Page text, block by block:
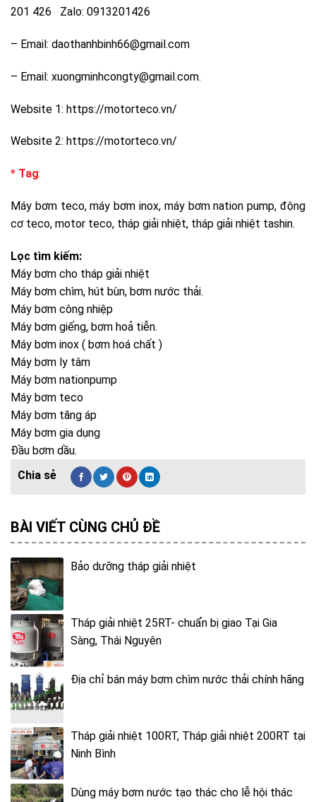
201 426 Zalo: 0913201426
– Email: daothanhbinh66@gmail.com
– Email: xuongminhcongty@gmail.com.
Website 1: https://motorteco.vn/
Website 2: https://motorteco.vn/
* Tag:
Máy bơm teco, máy bơm inox, máy bơm nation pump, động
cơ teco, motor teco, tháp giải nhiệt, tháp giải nhiệt tashin.
Lọc tìm kiếm:
Máy bơm cho tháp giải nhiệt
Máy bơm chìm, hút bùn, bơm nước thải.
Máy bơm công nhiệp
Máy bơm giếng, bơm hoả tiễn.
Máy bơm inox ( bơm hoá chất )
Máy bơm ly tâm
Máy bơm nationpump
Máy bơm teco
Máy bơm tăng áp
Máy bơm gia dụng
Đầu bơm dầu.
BÀI VIẾT CÙNG CHỦ ĐỀ
Bảo dưỡng tháp giải nhiệt
Tháp giải nhiệt 25RT- chuẩn bị giao Tại Gia
Sàng, Thái Nguyên
Địa chỉ bán máy bơm chìm nước thải chính hãng
Tháp giải nhiệt 100RT, Tháp giải nhiệt 200RT tại
Ninh Bình
Dùng máy bơm nước tạo thác cho lễ hội thác